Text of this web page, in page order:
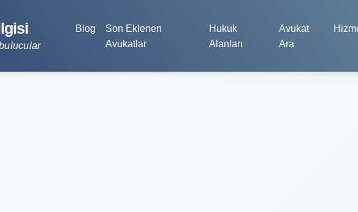
Blog
Son Eklenen
Avukatlar
Hukuk
Alanları
Avukat
Ara